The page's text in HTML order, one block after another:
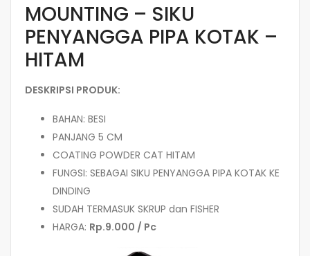
MOUNTING – SIKU
PENYANGGA PIPA KOTAK –
HITAM
DESKRIPSI PRODUK:
BAHAN: BESI
PANJANG 5 CM
COATING POWDER CAT HITAM
FUNGSI: SEBAGAI SIKU PENYANGGA PIPA KOTAK KE
DINDING
SUDAH TERMASUK SKRUP dan FISHER
HARGA: Rp.9.000 / Pc